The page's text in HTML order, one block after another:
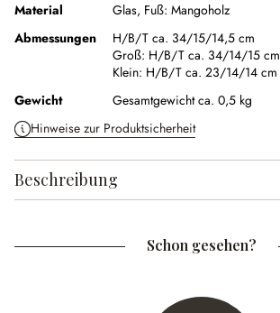
Material
Glas, Fuß: Mangoholz
Abmessungen
H/B/T ca. 34/15/14,5 cm
Groß: H/B/T ca. 34/14/15 cm
Klein: H/B/T ca. 23/14/14 cm
Gewicht
Gesamtgewicht ca. 0,5 kg
Hinweise zur Produktsicherheit
Beschreibung
Schon gesehen?